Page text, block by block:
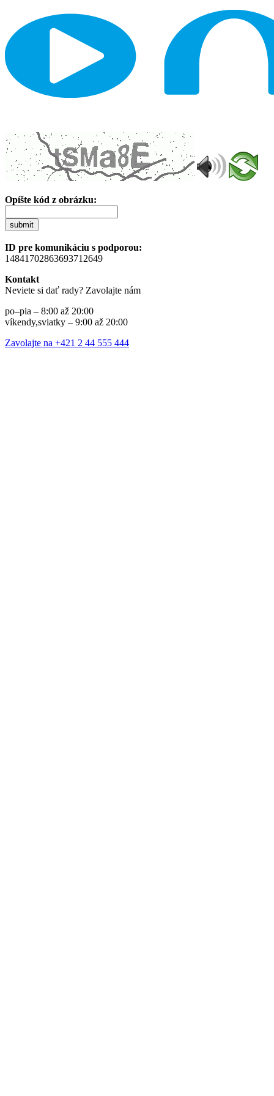
Opíšte kód z obrázku:
submit
ID pre komunikáciu s podporou:
14841702863693712649
Kontakt
Neviete si dať rady? Zavolajte nám
po–pia – 8:00 až 20:00
víkendy,sviatky – 9:00 až 20:00
Zavolajte na +421 2 44 555 444